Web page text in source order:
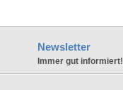
Newsletter
Immer gut informiert!